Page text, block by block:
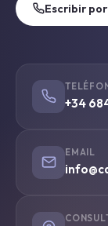
Escribir
+34
EMAIL